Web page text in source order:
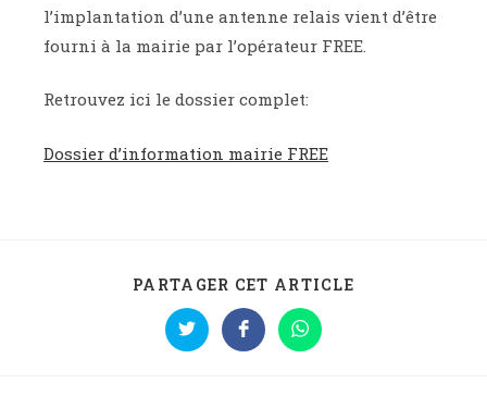
l’implantation d’une antenne relais vient d’être
fourni à la mairie par l’opérateur FREE.
Retrouvez ici le dossier complet:
Dossier d’information mairie FREE
PARTAGER CET ARTICLE